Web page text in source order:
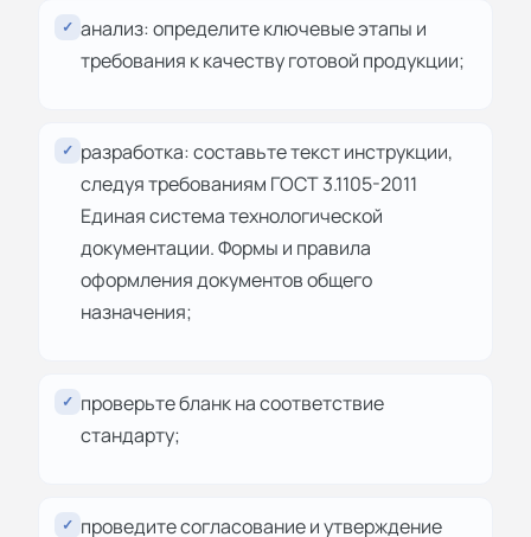
✓ анализ: определите ключевые этапы и
требования к качеству готовой продукции;
✓ разработка: составьте текст инструкции,
следуя требованиям ГОСТ 3.1105-2011
Единая система технологической
документации. Формы и правила
оформления документов общего
назначения;
✓ проверьте бланк на соответствие
стандарту;
✓ проведите согласование и утверждение